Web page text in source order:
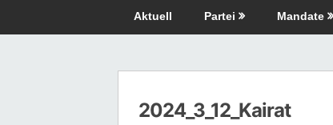
Aktuell Partei Mandate
2024_3_12_Kairat